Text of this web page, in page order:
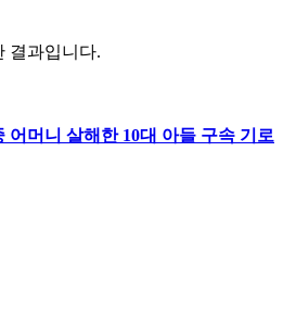
결과입니다.
어머니 살해한 10대 아들 구속 기로